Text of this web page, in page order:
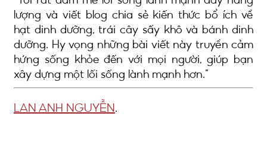
lượng và viết blog chia sẻ kiến thức bổ ích về
hạt dinh dưỡng, trái cây sấy khô và bánh dinh
dưỡng. Hy vọng những bài viết này truyền cảm
hứng sống khỏe đến với mọi người, giúp bạn
xây dựng một lối sống lành mạnh hơn.
LAN ANH NGUYỄN